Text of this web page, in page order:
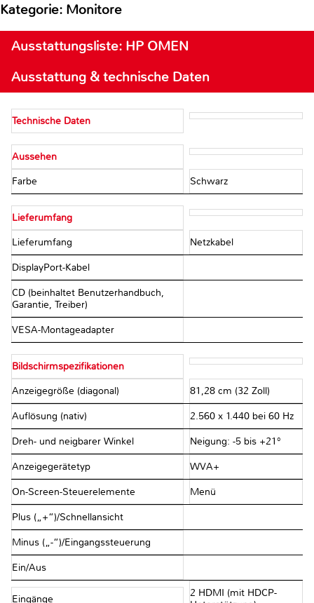
Kategorie: Monitore
Ausstattungsliste: HP OMEN
Ausstattung & technische Daten
Technische Daten
Aussehen
Farbe Schwarz
Lieferumfang
Lieferumfang Netzkabel
DisplayPort-Kabel
CD (beinhaltet Benutzerhandbuch,
Garantie, Treiber)
VESA-Montageadapter
Bildschirmspezifikationen
Anzeigegröße (diagonal) 81,28 cm (32 Zoll)
Auflösung (nativ) 2.560 x 1.440 bei 60 Hz
Dreh- und neigbarer Winkel Neigung: -5 bis +21°
Anzeigegerätetyp WVA+
On-Screen-Steuerelemente Menü
Plus („+“)/Schnellansicht
Minus („-“)/Eingangssteuerung
Ein/Aus
Eingänge
2 HDMI (mit HDCP-